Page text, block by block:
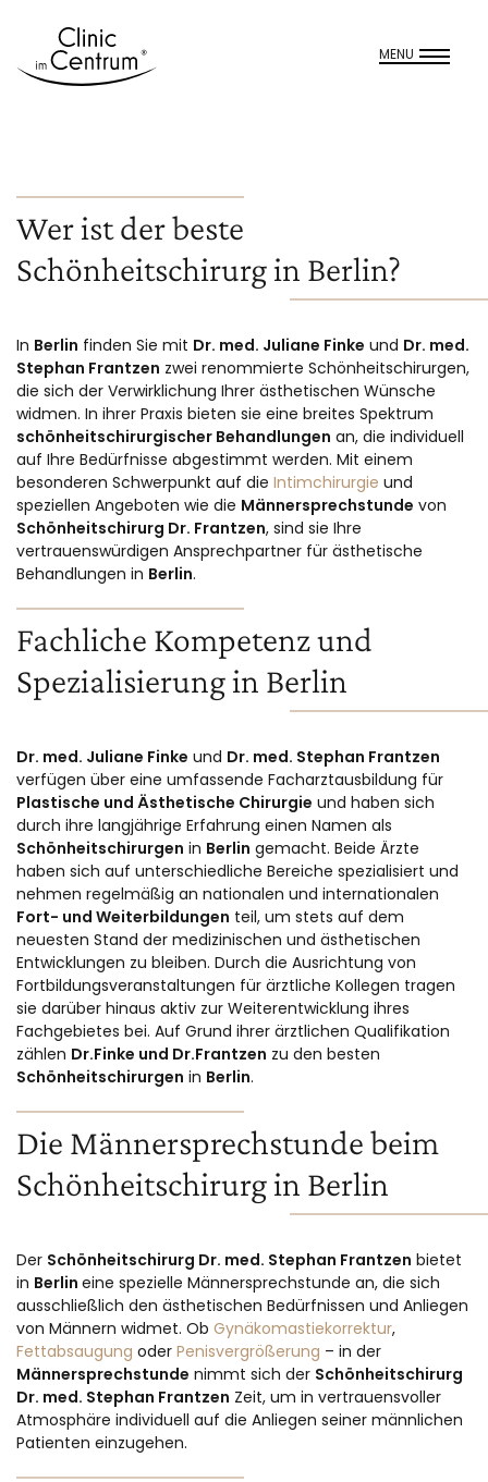
MENU
Wer ist der beste
Schönheitschirurg in Berlin?
In Berlin finden Sie mit Dr. med. Juliane Finke und Dr. med.
Stephan Frantzen zwei renommierte Schönheitschirurgen,
die sich der Verwirklichung Ihrer ästhetischen Wünsche
widmen. In ihrer Praxis bieten sie eine breites Spektrum
schönheitschirurgischer Behandlungen an, die individuell
auf Ihre Bedürfnisse abgestimmt werden. Mit einem
besonderen Schwerpunkt auf die Intimchirurgie und
speziellen Angeboten wie die Männersprechstunde von
Schönheitschirurg Dr. Frantzen, sind sie Ihre
vertrauenswürdigen Ansprechpartner für ästhetische
Behandlungen in Berlin.
Fachliche Kompetenz und
Spezialisierung in Berlin
Dr. med. Juliane Finke und Dr. med. Stephan Frantzen
verfügen über eine umfassende Facharztausbildung für
Plastische und Ästhetische Chirurgie und haben sich
durch ihre langjährige Erfahrung einen Namen als
Schönheitschirurgen in Berlin gemacht. Beide Ärzte
haben sich auf unterschiedliche Bereiche spezialisiert und
nehmen regelmäßig an nationalen und internationalen
Fort- und Weiterbildungen teil, um stets auf dem
neuesten Stand der medizinischen und ästhetischen
Entwicklungen zu bleiben. Durch die Ausrichtung von
Fortbildungsveranstaltungen für ärztliche Kollegen tragen
sie darüber hinaus aktiv zur Weiterentwicklung ihres
Fachgebietes bei. Auf Grund ihrer ärztlichen Qualifikation
zählen Dr.Finke und Dr.Frantzen zu den besten
Schönheitschirurgen in Berlin.
Die Männersprechstunde beim
Schönheitschirurg in Berlin
Der Schönheitschirurg Dr. med. Stephan Frantzen bietet
in Berlin eine spezielle Männersprechstunde an, die sich
ausschließlich den ästhetischen Bedürfnissen und Anliegen
von Männern widmet. Ob Gynäkomastiekorrektur,
Fettabsaugung oder Penisvergrößerung – in der
Männersprechstunde nimmt sich der Schönheitschirurg
Dr. med. Stephan Frantzen Zeit, um in vertrauensvoller
Atmosphäre individuell auf die Anliegen seiner männlichen
Patienten einzugehen.